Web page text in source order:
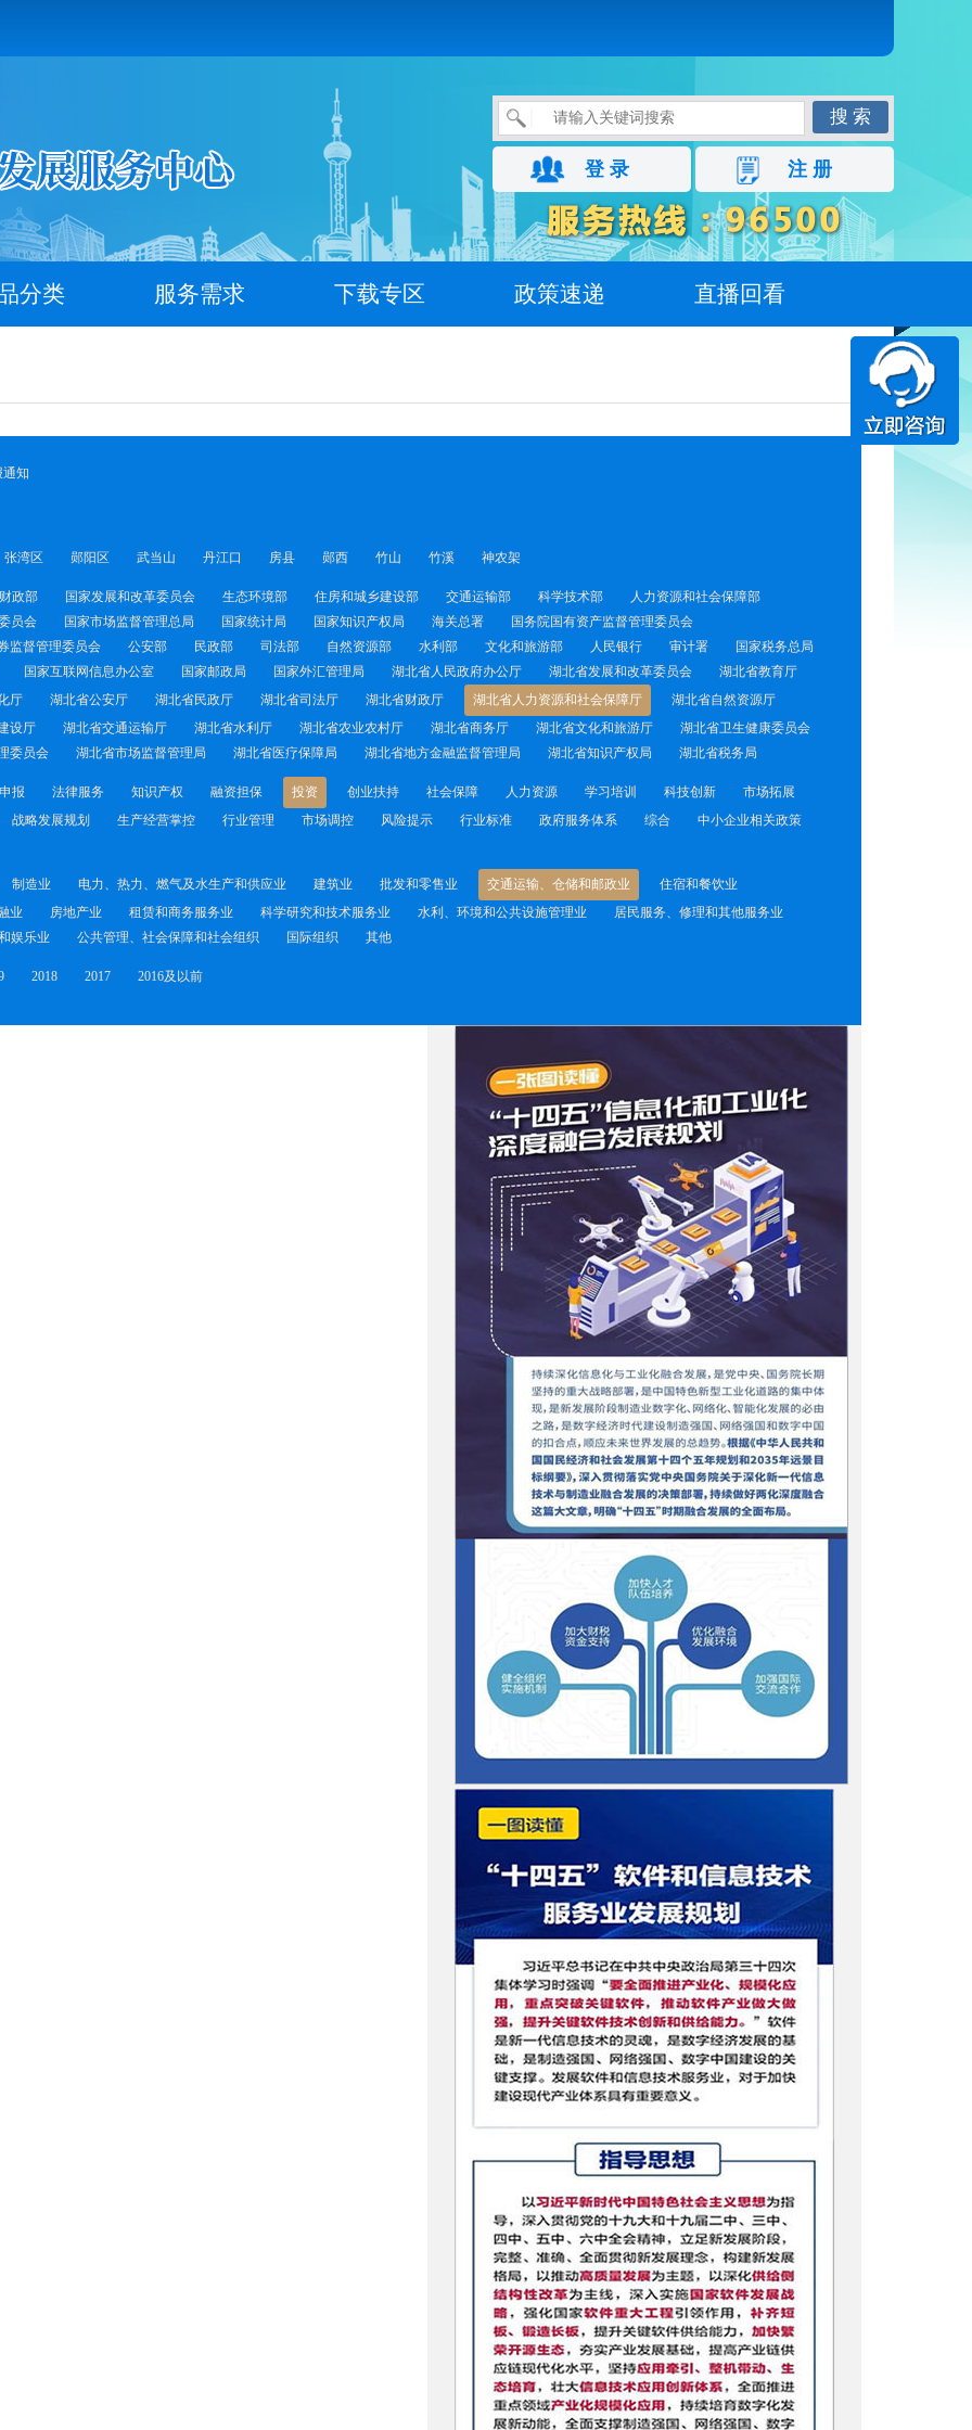
搜 索
登 录 注 册
分类 服务需求 下载专区 政策速递 直播回看
通知
张湾区 郧阳区 武当山 丹江口 房县 郧西 竹山 竹溪 神农架
财政部 国家发展和改革委员会 生态环境部 住房和城乡建设部 交通运输部 科学技术部
人力资源和社会保障部
员会 国家市场监督管理总局 国家统计局 国家知识产权局 海关总署
国务院国有资产监督管理委员会
监督管理委员会 公安部 民政部 司法部 自然资源部 水利部 文化和旅游部 人民银行 审计署
国家税务总局
国家互联网信息办公室 国家邮政局 国家外汇管理局 湖北省人民政府办公厅 湖北省发展和改革委员会
湖北省教育厅
厅 湖北省公安厅 湖北省民政厅 湖北省司法厅 湖北省财政厅 湖北省人力资源和社会保障厅
湖北省自然资源厅
设厅 湖北省交通运输厅 湖北省水利厅 湖北省农业农村厅 湖北省商务厅 湖北省文化和旅游厅
湖北省卫生健康委员会
委员会 湖北省市场监督管理局 湖北省医疗保障局 湖北省地方金融监督管理局 湖北省知识产权局 湖北省税务局
报 法律服务 知识产权 融资担保 投资 创业扶持 社会保障 人力资源 学习培训 科技创新
市场拓展
战略发展规划 生产经营掌控 行业管理 市场调控 风险提示 行业标准 政府服务体系 综合
中小企业相关政策
制造业 电力、热力、燃气及水生产和供应业 建筑业 批发和零售业 交通运输、仓储和邮政业
住宿和餐饮业
业 房地产业 租赁和商务服务业 科学研究和技术服务业 水利、环境和公共设施管理业
居民服务、修理和其他服务业
娱乐业 公共管理、社会保障和社会组织 国际组织 其他
2018 2017 2016及以前